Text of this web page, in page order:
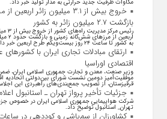
مگاوات ظرفیت جدید حرارتی به مدار تولید خبر داد.
خروج بیش از ۳.۱ میلیون زائر
بازگشت ۲.۷ میلیون زائر به کشور
به کشور تا ساعت ۲۴ روز بیست‌ویکم طرح اربعین خبر داد
ارتقای مبادلات تجاری ایران با کشور‌های
اقتصادی اوراسیا
وزیر صنعت، معدن و تجارت جمهوری اسلامی ایران، ضمن
موفقیت‌آمیز دومین نشست شورای بین‌دولتی اتحادیه
قرقیزستان، از تصویب جمع‌بندی‌های راهبردی این
جزئیات تأخیر پرواز تهران ـ استانبول
شرکت هواپیمایی جمهوری اسلامی ایران در خصوص
تهران_ استانبول توضیح داد.